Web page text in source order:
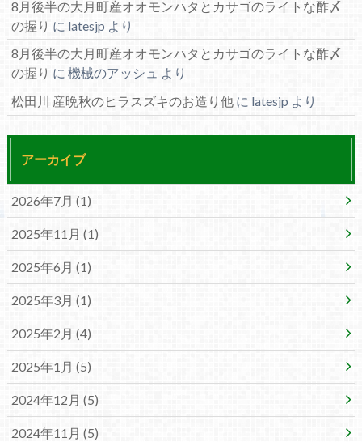
8月後半の大月町産オオモンハタとカサゴのライトな酢〆
の握り に latesjp より
8月後半の大月町産オオモンハタとカサゴのライトな酢〆
の握り に 機械のアッシュ より
松田川 産晩秋のヒラスズキのお造り他に latesjp より
アーカイブ
2026年7月 (1)
2025年11月 (1)
2025年6月 (1)
2025年3月 (1)
2025年2月 (4)
2025年1月 (5)
2024年12月 (5)
2024年11月 (5)